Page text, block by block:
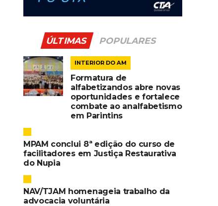
ÚLTIMAS POPULARES
INTERIOR DO AM
Formatura de
alfabetizandos abre novas
oportunidades e fortalece
combate ao analfabetismo
em Parintins
MPAM conclui 8ª edição do curso de
facilitadores em Justiça Restaurativa
do Nupia
NAV/TJAM homenageia trabalho da
advocacia voluntária